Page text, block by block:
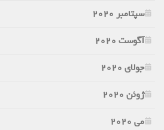
سپتامبر 2020
آگوست 2020
جولای 2020
ژوئن 2020
می 2020